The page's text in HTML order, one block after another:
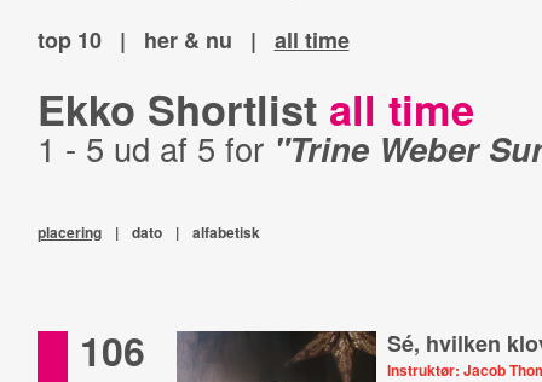
top 10 | her & nu | all time
Ekko Shortlist all time
1 - 5 ud af 5 for "Trine Weber
placering | dato | alfabetisk
106 Sé, hvilken
Instruktør: Jacob